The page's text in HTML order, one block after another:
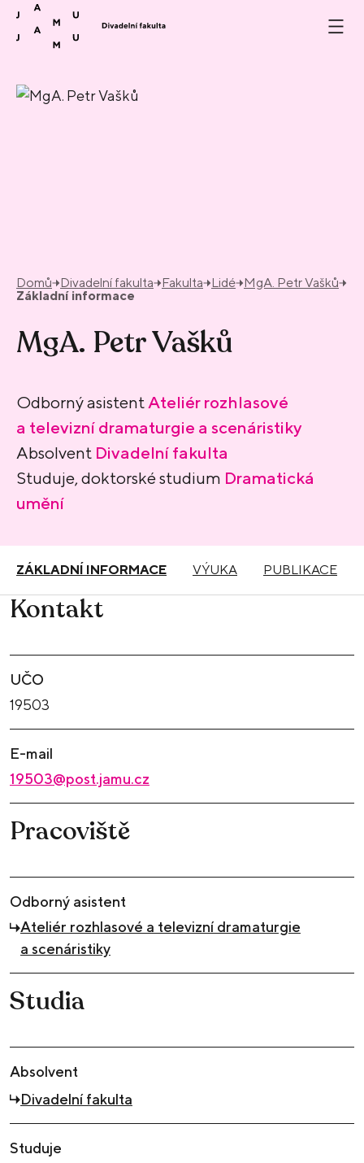
Přeskočit na obsah
Domů Divadelní fakulta Fakulta Lidé MgA. Petr Vašků
Základní informace
MgA. Petr Vašků
Odborný asistent Ateliér rozhlasové
a televizní dramaturgie a scenáristiky
Absolvent Divadelní fakulta
Studuje, doktorské studium Dramatická
umění
ZÁKLADNÍ INFORMACE VÝUKA PUBLIKACE
Kontakt
UČO
19503
E-mail
19503@post.jamu.cz
Pracoviště
Odborný asistent
Ateliér rozhlasové a televizní dramaturgie
a scenáristiky
Studia
Absolvent
Divadelní fakulta
Studuje